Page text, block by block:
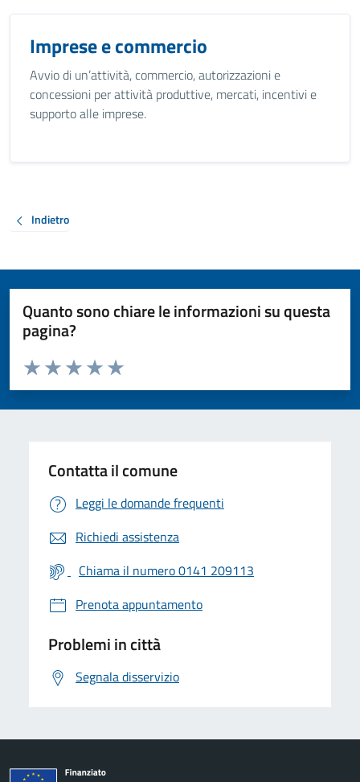
Imprese e commercio
Avvio di un’attività, commercio, autorizzazioni e
concessioni per attività produttive, mercati, incentivi e
supporto alle imprese.
Indietro
Quanto sono chiare le informazioni su questa
pagina?
Valuta da 1 a 5 stelle la pagina
Valuta 5 stelle su 5
Valuta 4 stelle su 5
Valuta 3 stelle su 5
Valuta 2 stelle su 5
Valuta 1 stelle su 5
Contatta il comune
Leggi le domande frequenti
Richiedi assistenza
Chiama il numero 0141 209113
Prenota appuntamento
Problemi in città
Segnala disservizio